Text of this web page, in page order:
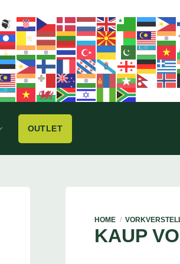
OUTLET
HOME /
KAUP